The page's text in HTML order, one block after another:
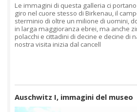
Le immagini di questa galleria ci
giro nel cuore stesso di Birkenau, il
sterminio di oltre un milione di uomini,
in larga maggioranza ebrei, ma anche
polacchi e cittadini di decine e decine di
nostra visita inizia dal cancell
Auschwitz I, immagini del museo